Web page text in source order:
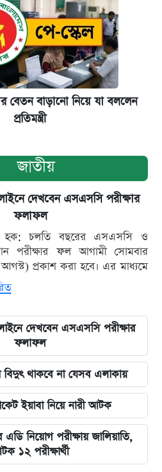
বেতন বাড়ানো নিয়ে যা বললেন
প্রতিমন্ত্রী
জাতীয়
দেখবেন এসএসসি পরীক্ষার
ফলাফল
হক: চলতি বছরের এসএসসি ও
পরীক্ষার ফল আগামী সোমবার
প্রকাশ করা হবে। এর মাধ্যমে
দেখবেন এসএসসি পরীক্ষার
ফলাফল
থাকবে না যেসব এলাকায়
ইয়াবা নিয়ে নারী আটক
এডি নিয়োগ পরীক্ষায় জালিয়াতি,
১২ পরীক্ষার্থী